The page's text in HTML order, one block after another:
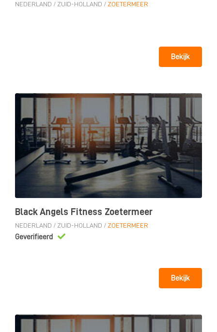
NEDERLAND / ZUID-HOLLAND / ZOETERMEER
Bekijk
Black Angels Fitness Zoetermeer
NEDERLAND / ZUID-HOLLAND / ZOETERMEER
Bekijk
Geverifieerd